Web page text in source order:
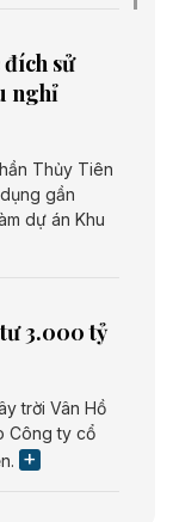
sử
nghỉ
Thủy Tiên
gần
dự án Khu
3.000 tỷ
trời Vân Hồ
Công ty cổ